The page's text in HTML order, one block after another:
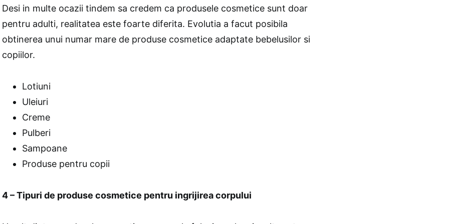
Desi in multe ocazii tindem sa credem ca produsele cosmetice sunt doar
pentru adulti, realitatea este foarte diferita. Evolutia a facut posibila
obtinerea unui numar mare de produse cosmetice adaptate bebelusilor si
copiilor.
Lotiuni
Uleiuri
Creme
Pulberi
Sampoane
Produse pentru copii
4 – Tipuri de produse cosmetice pentru ingrijirea corpului